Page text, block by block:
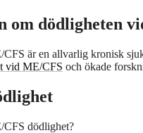
om dödligheten
är en allvarlig kronisk
vid ME/CFS och ökade
CFS dödlighet?